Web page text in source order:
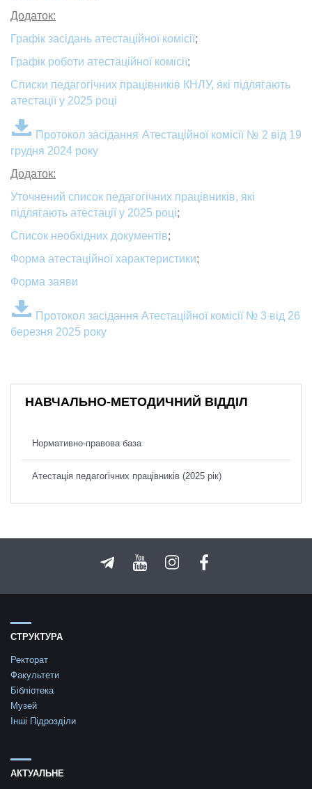
Додаток:
Графік засідань атестаційної комісії;
Графік роботи атестаційної комісії;
Списки педагогічних працівників КНЛУ, які підлягають
атестації у 2025 році
Протокол засідання Атестаційної комісії № 2 від 19
грудня 2024 року
Додаток:
Уточнений список педагогічних працівників, які
підлягають атестації у 2025 році;
Список необхідних документів;
Форма атестаційної характеристики;
Форма заяви
Протокол засідання Атестаційної комісії № 3 від 26
березня 2025 року
НАВЧАЛЬНО-МЕТОДИЧНИЙ ВІДДІЛ
Нормативно-правова база
Атестація педагогічних працівників (2025 рік)
СТРУКТУРА
Ректорат
Факультети
Бібліотека
Музей
Інші Підрозділи
АКТУАЛЬНЕ